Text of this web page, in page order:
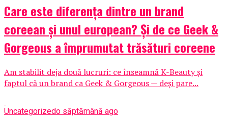
Care este diferența dintre un brand
coreean și unul european? Și de ce Geek &
Gorgeous a împrumutat trăsături coreene
Am stabilit deja două lucruri: ce înseamnă K-Beauty și
faptul că un brand ca Geek & Gorgeous — deși pare...
Uncategorizedo săptămână ago